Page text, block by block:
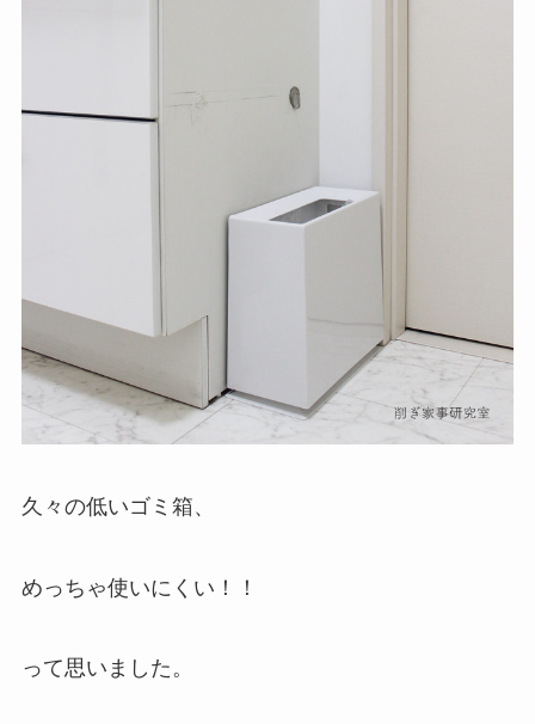
久々の低いゴミ箱、
めっちゃ使いにくい！！
って思いました。